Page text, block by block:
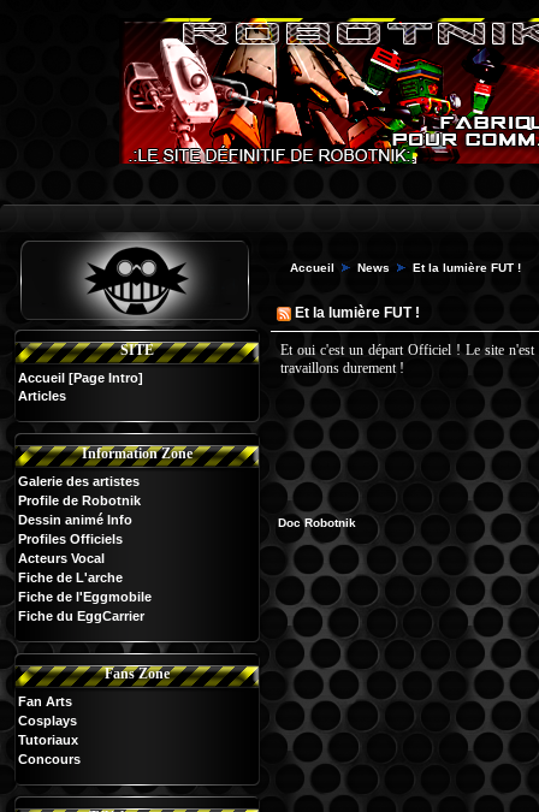
SITE
Accueil [Page Intro]
Articles
Information Zone
Galerie des artistes
Profile de Robotnik
Dessin animé Info
Profiles Officiels
Acteurs Vocal
Fiche de L'arche
Fiche de l'Eggmobile
Fiche du EggCarrier
Fans Zone
Fan Arts
Cosplays
Tutoriaux
Concours
Accueil News Et la lumière FUT !
Et la lumière FUT !
Et oui c'est un départ Officiel ! Le site
travaillons durement !
Doc Robotnik